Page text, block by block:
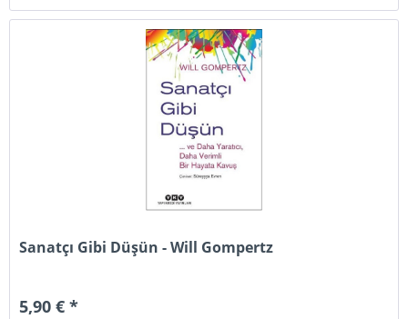
Sanatçı Gibi Düşün - Will Gompertz
5,90 € *